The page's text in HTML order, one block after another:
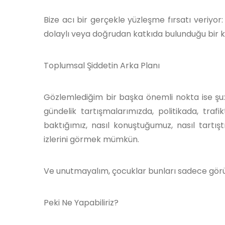
Bize acı bir gerçekle yüzleşme fırsatı
dolaylı veya doğrudan katkıda bulunduğu bir
Toplumsal Şiddetin Arka Planı
Gözlemlediğim bir başka önemli nokta ise
gündelik tartışmalarımızda, politikada,
baktığımız, nasıl konuştuğumuz, nasıl
izlerini görmek mümkün.
Ve unutmayalım, çocuklar bunları sadece
Peki Ne Yapabiliriz?